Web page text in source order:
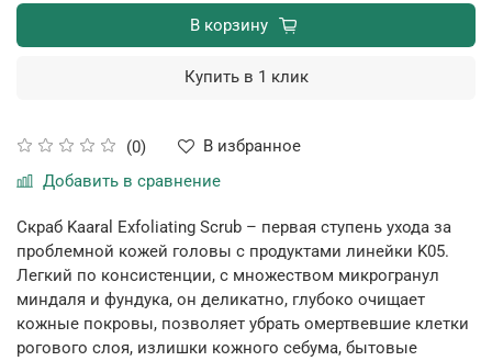
(0)
В избранное
Добавить в сравнение
В корзину
Купить в 1 клик
Скраб Kaaral Exfoliating Scrub – первая ступень ухода за
проблемной кожей головы с продуктами линейки K05.
Легкий по консистенции, с множеством микрогранул
миндаля и фундука, он деликатно, глубоко очищает
кожные покровы, позволяет убрать омертвевшие клетки
рогового слоя, излишки кожного себума, бытовые